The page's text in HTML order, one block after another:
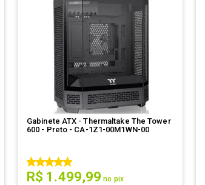
Gabinete ATX - Thermaltake The Tower
600 - Preto - CA-1Z1-00M1WN-00
R$ 1 .499,99 no pix